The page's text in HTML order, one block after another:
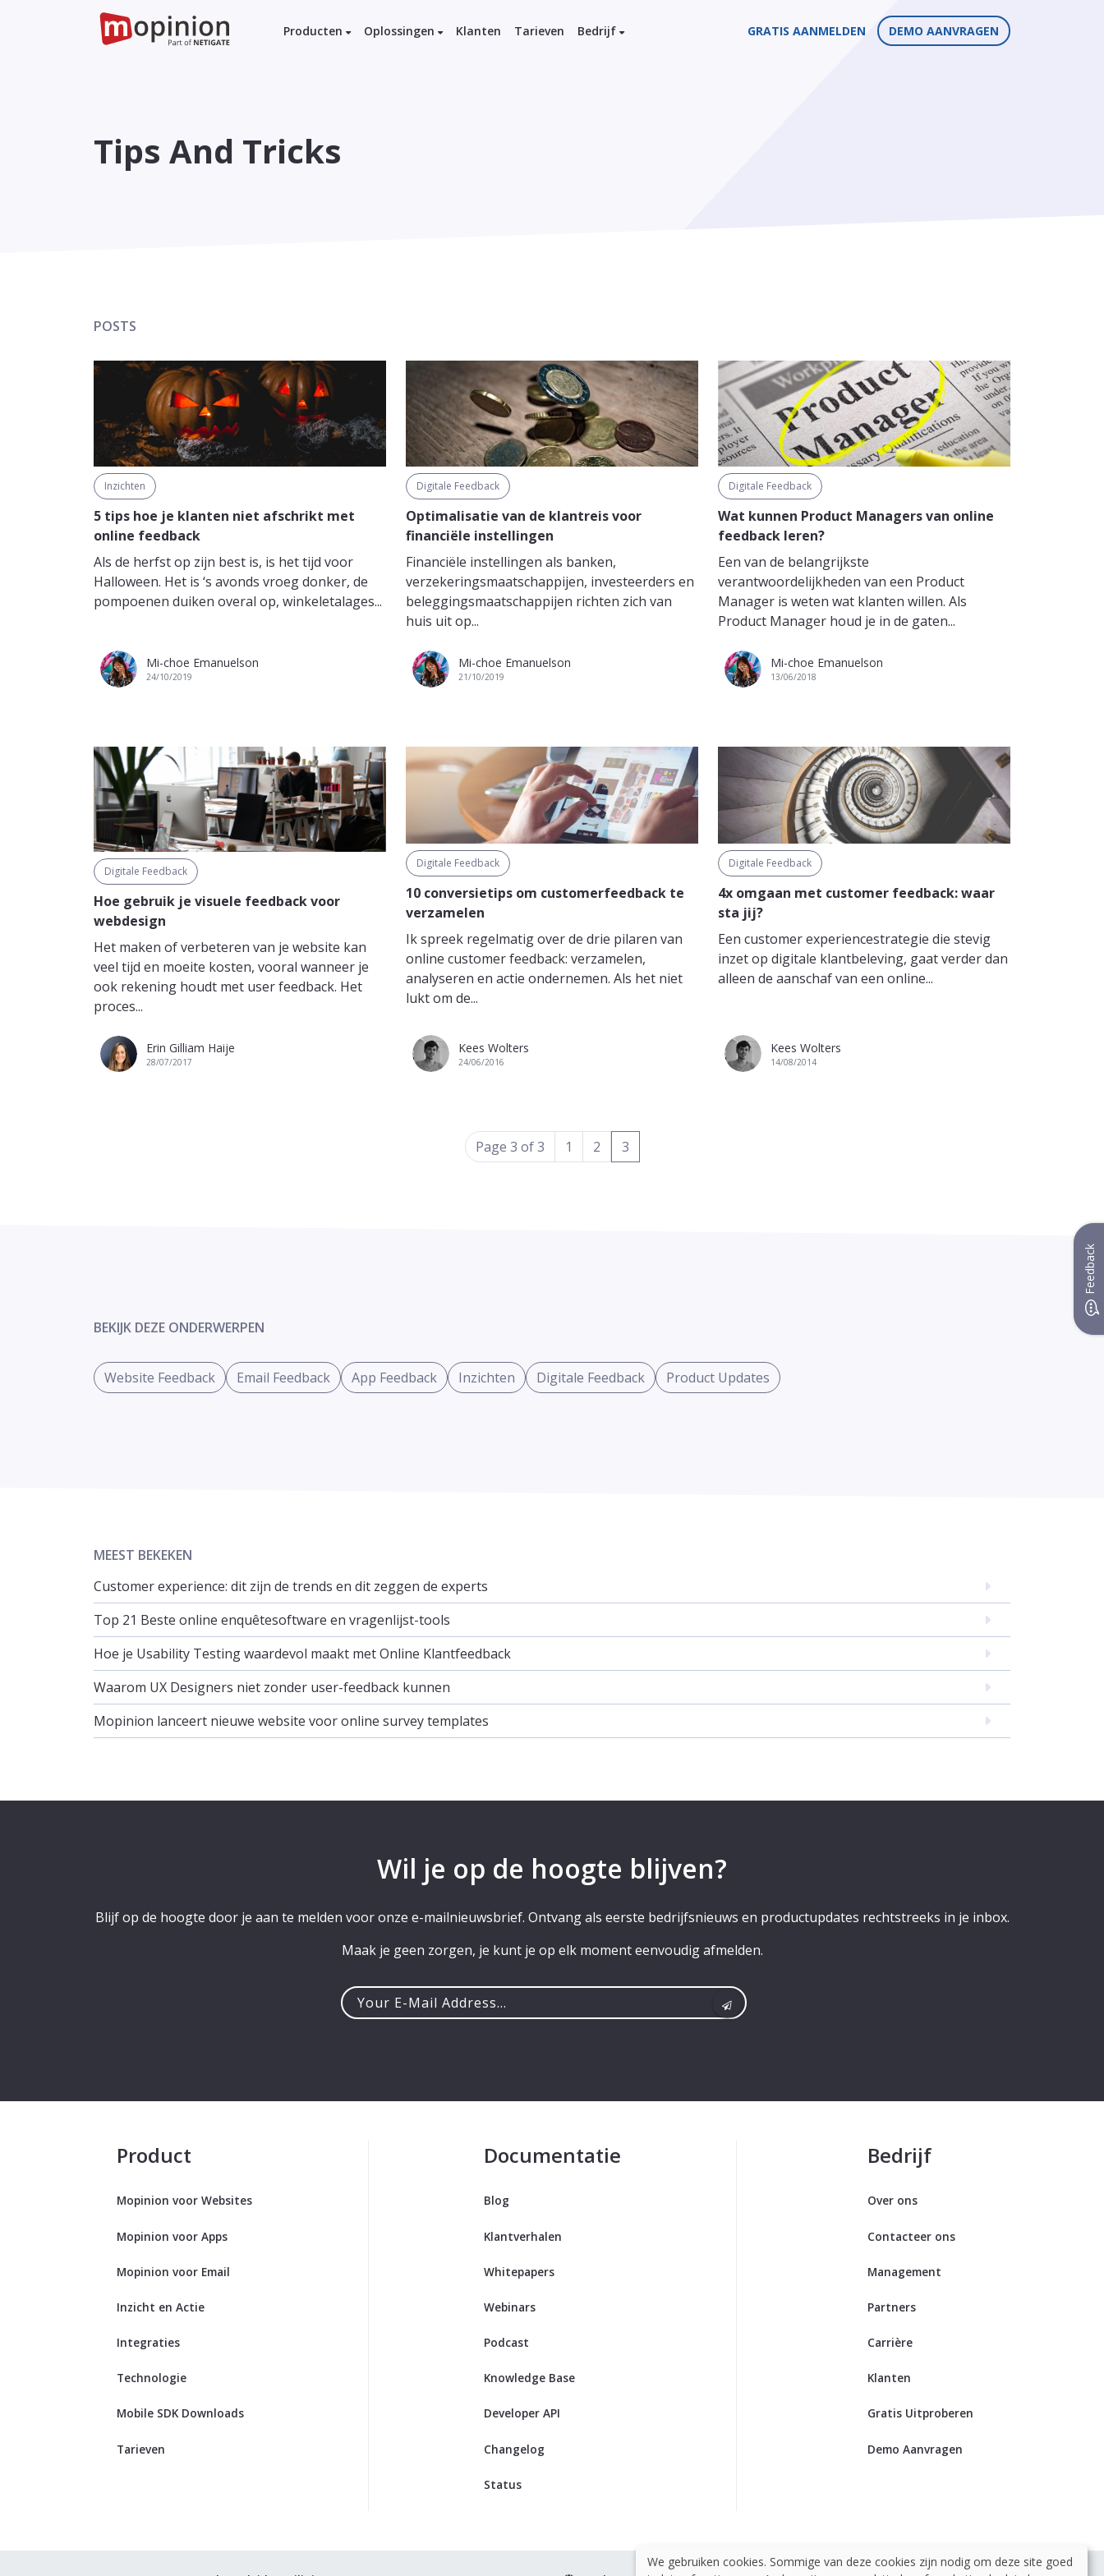
Producten Oplossingen Klanten Tarieven Bedrijf GRATIS AANMELDEN DEMO AANVRAGEN
Tips And Tricks
POSTS
Inzichten
5 tips hoe je klanten niet afschrikt met
online feedback
Als de herfst op zijn best is, is het tijd voor
Halloween. Het is ‘s avonds vroeg donker, de
pompoenen duiken overal op, winkeletalages...
Mi-choe Emanuelson
24/10/2019
Digitale Feedback
Optimalisatie van de klantreis voor
financiële instellingen
Financiële instellingen als banken,
verzekeringsmaatschappijen, investeerders en
beleggingsmaatschappijen richten zich van
huis uit op...
Mi-choe Emanuelson
21/10/2019
Digitale Feedback
Wat kunnen Product Managers van online
feedback leren?
Een van de belangrijkste
verantwoordelijkheden van een Product
Manager is weten wat klanten willen. Als
Product Manager houd je in de gaten...
Mi-choe Emanuelson
13/06/2018
Digitale Feedback
Hoe gebruik je visuele feedback voor
webdesign
Het maken of verbeteren van je website kan
veel tijd en moeite kosten, vooral wanneer je
ook rekening houdt met user feedback. Het
proces...
Erin Gilliam Haije
28/07/2017
Digitale Feedback
10 conversietips om customerfeedback te
verzamelen
Ik spreek regelmatig over de drie pilaren van
online customer feedback: verzamelen,
analyseren en actie ondernemen. Als het niet
lukt om de...
Kees Wolters
24/06/2016
Digitale Feedback
4x omgaan met customer feedback: waar
sta jij?
Een customer experiencestrategie die stevig
inzet op digitale klantbeleving, gaat verder dan
alleen de aanschaf van een online...
Kees Wolters
14/08/2014
Page 3 of 3 1 2 3(current)
BEKIJK DEZE ONDERWERPEN
Website Feedback Email Feedback App Feedback Inzichten Digitale Feedback Product Updates
MEEST BEKEKEN
Customer experience: dit zijn de trends en dit zeggen de experts
Top 21 Beste online enquêtesoftware en vragenlijst-tools
Hoe je Usability Testing waardevol maakt met Online Klantfeedback
Waarom UX Designers niet zonder user-feedback kunnen
Mopinion lanceert nieuwe website voor online survey templates
Wil je op de hoogte blijven?
Blijf op de hoogte door je aan te melden voor onze e-mailnieuwsbrief. Ontvang als eerste bedrijfsnieuws en productupdates rechtstreeks in je inbox.
Maak je geen zorgen, je kunt je op elk moment eenvoudig afmelden.
Product
Mopinion voor Websites
Mopinion voor Apps
Mopinion voor Email
Inzicht en Actie
Integraties
Technologie
Mobile SDK Downloads
Tarieven
Documentatie
Blog
Klantverhalen
Whitepapers
Webinars
Podcast
Knowledge Base
Developer API
Changelog
Status
Bedrijf
Over ons
Contacteer ons
Management
Partners
Carrière
Klanten
Gratis Uitproberen
Demo Aanvragen
We gebruiken cookies. Sommige van deze cookies zijn nodig om deze site goed
Feedback